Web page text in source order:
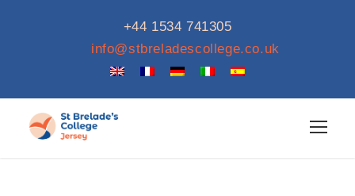
+44 1534 741305
info@stbreladescollege.co.uk